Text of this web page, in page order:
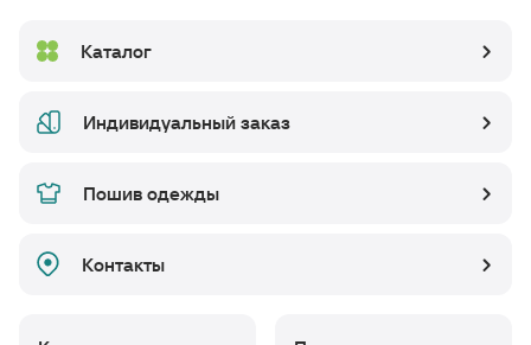
Каталог
Индивидуальный заказ
Пошив одежды
Контакты